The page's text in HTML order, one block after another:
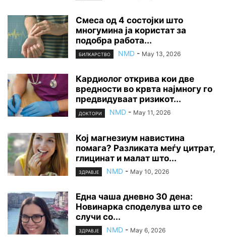
Смеса од 4 состојки што
многумина ја користат за
подобра работа...
БИЛКАРСТВО NMD - May 13, 2026
Кардиолог открива кои две
вредности во крвта најмногу го
предвидуваат ризикот...
ДОКТОРИ NMD - May 11, 2026
Кој магнезиум навистина
помага? Разликата меѓу цитрат,
глицинат и малат што...
ЗДРАВЈЕ NMD - May 10, 2026
Една чаша дневно 30 дена:
Новинарка споделува што се
случи со...
ЗДРАВЈЕ NMD - May 6, 2026